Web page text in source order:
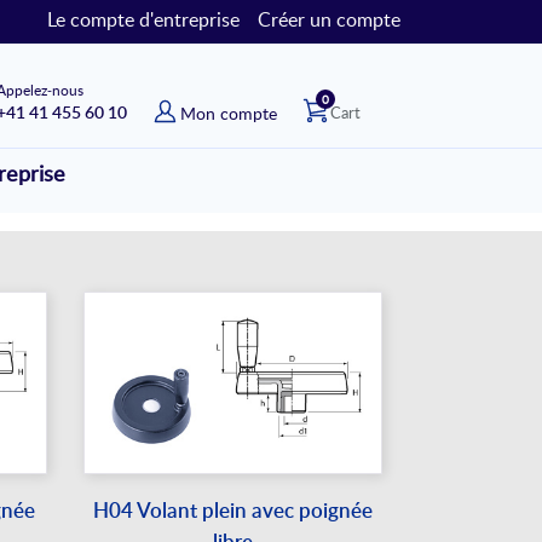
Le compte d'entreprise Créer un compte
nous
41 455 60 10 Mon compte Cart
0articles
H04 Volant plein avec poignée